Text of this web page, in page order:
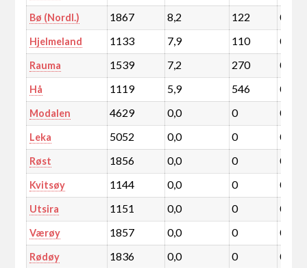
Bø (Nordl.) 1867 8,2 122 0,0
Hjelmeland 1133 7,9 110 0,0
Rauma 1539 7,2 270 0,0
Hå 1119 5,9 546 0,1
Modalen 4629 0,0 0 0,0
Leka 5052 0,0 0 0,0
Røst 1856 0,0 0 0,0
Kvitsøy 1144 0,0 0 0,0
Utsira 1151 0,0 0 0,0
Værøy 1857 0,0 0 0,0
Rødøy 1836 0,0 0 0,0